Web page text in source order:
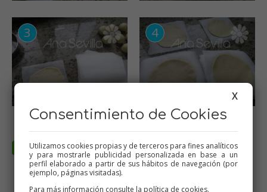
X
Consentimiento de Cookies
Utilizamos cookies propias y de terceros para fines analíticos
y para mostrarle publicidad personalizada en base a un
perfil elaborado a partir de sus hábitos de navegación (por
ejemplo, páginas visitadas).
Para más información consulte la política de cookies.